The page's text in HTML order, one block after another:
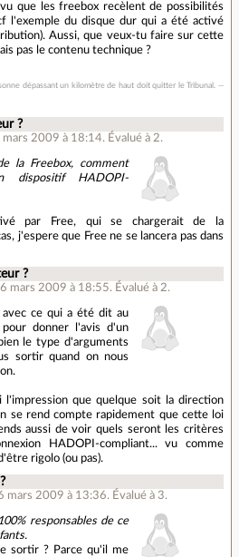
que les freebox recèlent de possibilités
l'exemple du disque dur qui a été activé
Aussi, que veux-tu faire sur cette
pas le contenu technique ?
dépassant un kilomètre de haut doit quitter le Tribunal. --
?
mars 2009 à 18:14. Évalué à 2.
la Freebox, comment
dispositif HADOPI-
par Free, qui se chargerait de la
j'espere que Free ne se lancera pas dans
?
mars 2009 à 18:55. Évalué à 2.
avec ce qui a été dit au
donner l'avis d'un
le type d'arguments
sortir quand on nous
l'impression que quelque soit la direction
se rend compte rapidement que cette loi
aussi de voir quels seront les critères
HADOPI-compliant... vu comme
rigolo (ou pas).
mars 2009 à 13:36. Évalué à 3.
responsables de ce
sortir ? Parce qu'il me